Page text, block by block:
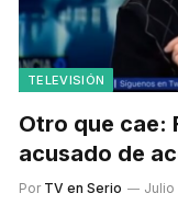
TELEVISIÓN
Otro que cae:
acusado de
Por TV en Serio Julio